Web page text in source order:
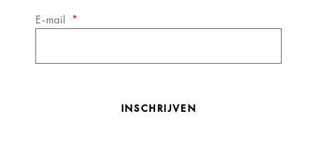
E-mail
INSCHRIJVEN